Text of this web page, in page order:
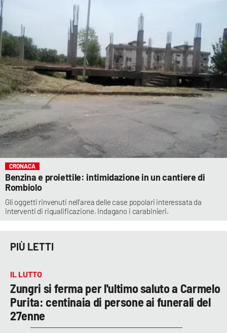
CRONACA
Benzina e proiettile: intimidazione in un cantiere di
Rombiolo
Gli oggetti rinvenuti nell’area delle case popolari interessata da
interventi di riqualificazione. Indagano i carabinieri.
PIÙ LETTI
IL LUTTO
Zungri si ferma per l'ultimo saluto a Carmelo
Purita: centinaia di persone ai funerali del
27enne